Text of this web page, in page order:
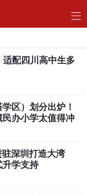
配四川高中生多
区）划分出炉！
办小学太值得冲
深圳打造大湾
升学支持